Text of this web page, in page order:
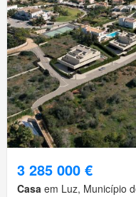
3 285 000 €
Casa em Luz, Município